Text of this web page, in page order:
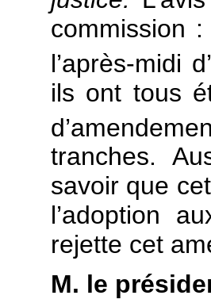
commission
l’après-midi
ils ont tous
tranches.
savoir que
l’adoption
rejette cet
M. le